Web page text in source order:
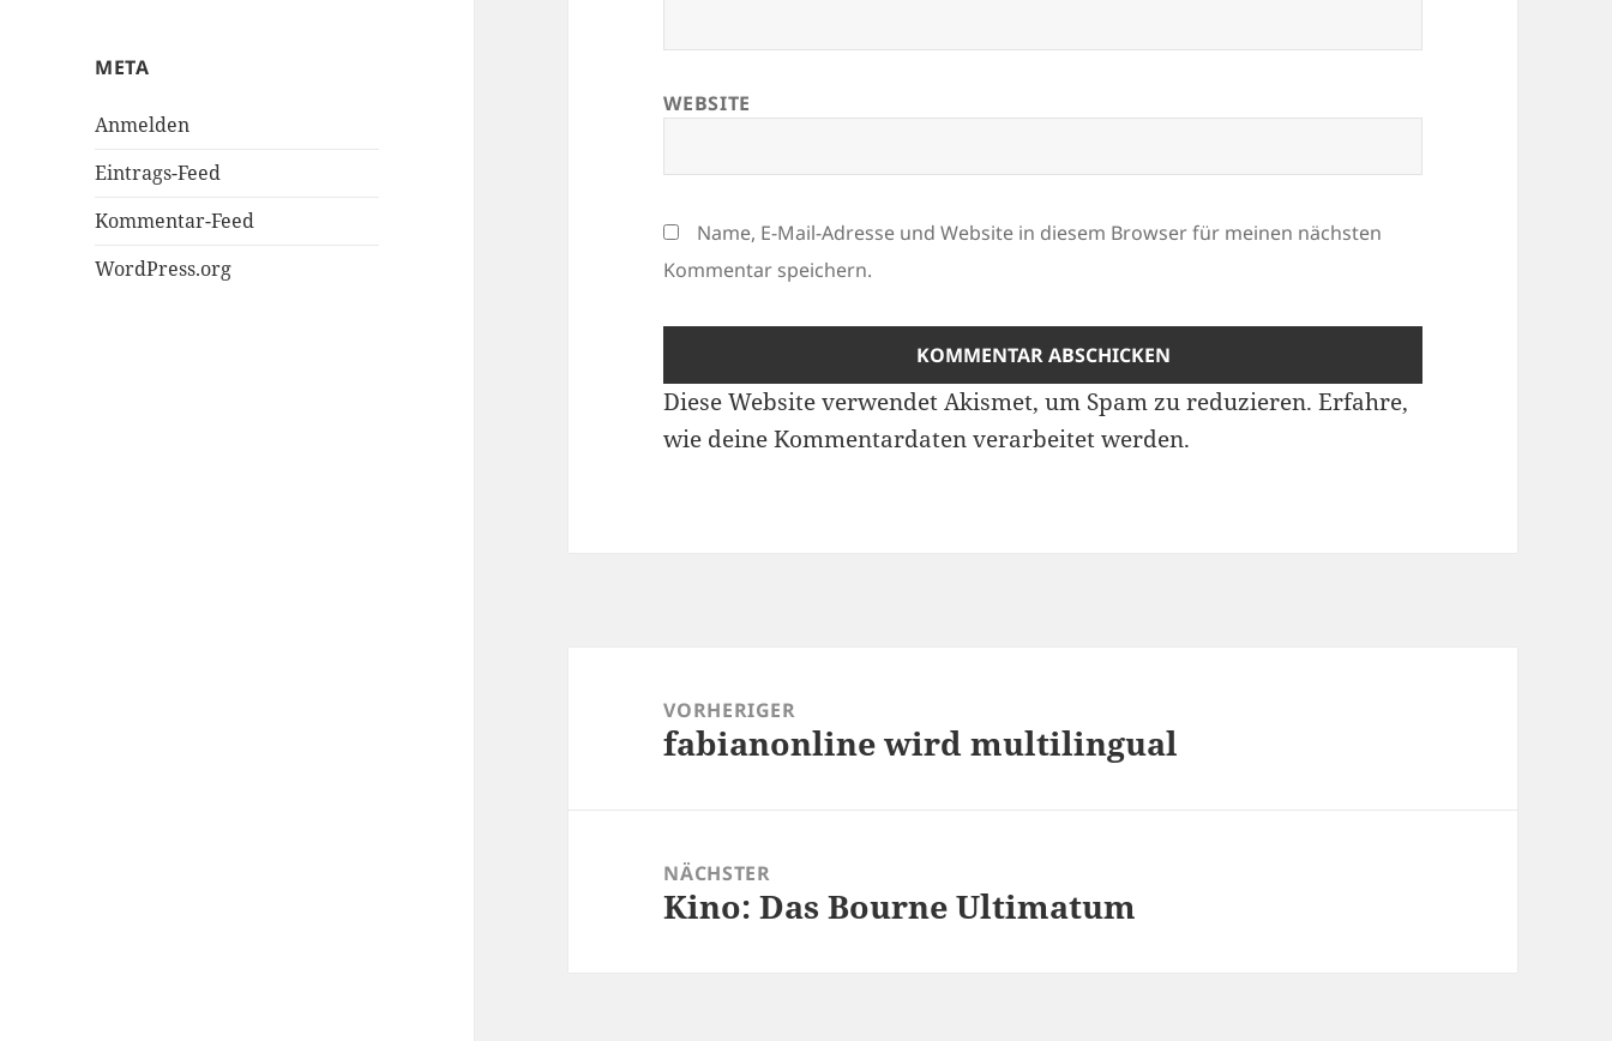
META
Anmelden
Eintrags-Feed
Kommentar-Feed
WordPress.org
WEBSITE
Name, E-Mail-Adresse und Website in diesem Browser für meinen nächsten
Kommentar speichern.
Diese Website verwendet Akismet, um Spam zu reduzieren.Erfahre,
wie deine Kommentardaten verarbeitet werden.
VORHERIGER
Vorheriger
fabianonline wird multilingual
NÄCHSTER
Nächster
Kino: Das Bourne Ultimatum